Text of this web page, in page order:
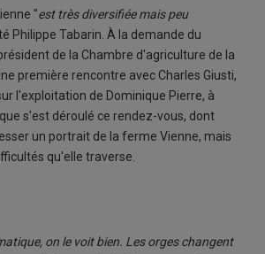
"est très diversifiée mais peu
Philippe Tabarin. À la demande du
de la Chambre d'agriculture de la
première rencontre avec Charles Giusti,
l'exploitation de Dominique Pierre, à
s'est déroulé ce rendez-vous, dont
un portrait de la ferme Vienne, mais
qu'elle traverse.
on le voit bien. Les orges changent